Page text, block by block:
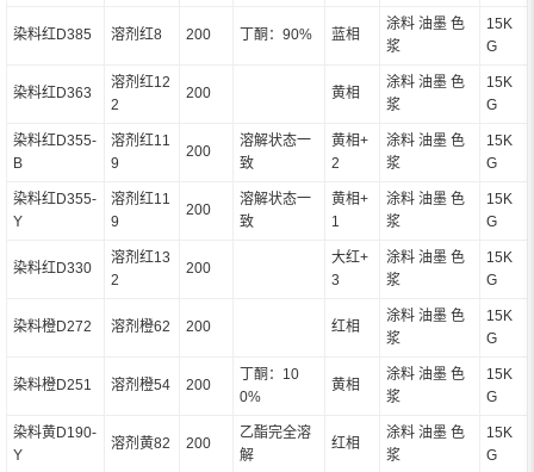
染料红D385 溶剂红8 200 丁酮：90% 蓝相
涂料 油墨 色
浆
15K
G
染料红D363
溶剂红12
2
200 黄相
涂料 油墨 色
浆
15K
G
染料红D355-
B
溶剂红11
9
200
溶解状态一
致
黄相+
2
涂料 油墨 色
浆
15K
G
染料红D355-
Y
溶剂红11
9
200
溶解状态一
致
黄相+
1
涂料 油墨 色
浆
15K
G
染料红D330
溶剂红13
2
200
大红+
3
涂料 油墨 色
浆
15K
G
染料橙D272 溶剂橙62 200 红相
涂料 油墨 色
浆
15K
G
染料橙D251 溶剂橙54 200
丁酮：10
0%
黄相
涂料 油墨 色
浆
15K
G
染料黄D190-
Y
溶剂黄82 200
乙酯完全溶
解
红相
涂料 油墨 色
浆
15K
G